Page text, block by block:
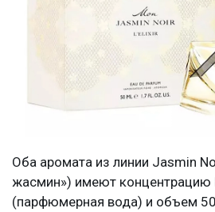
Оба аромата из линии Jasmin
жасмин») имеют концентрацию
(парфюмерная вода) и объем